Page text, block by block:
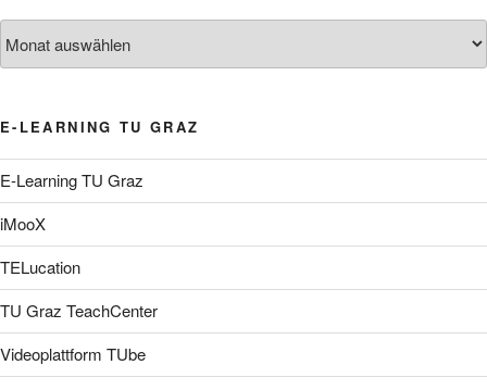
E-LEARNING TU GRAZ
E-Learning TU Graz
iMooX
TELucation
TU Graz TeachCenter
Videoplattform TUbe